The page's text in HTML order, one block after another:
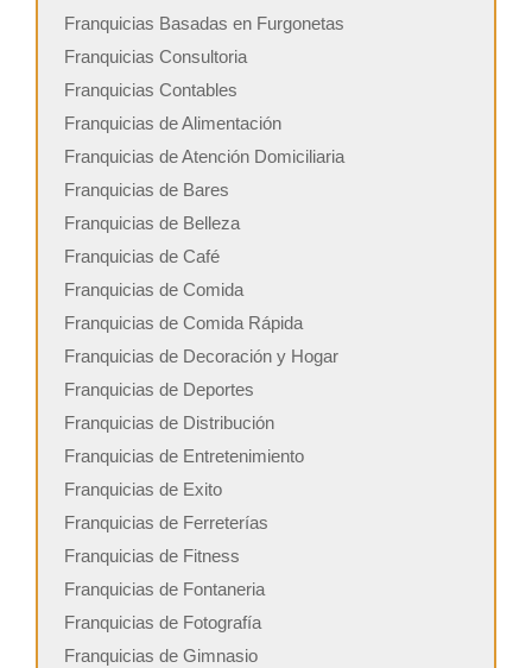
Franquicias Basadas en Furgonetas
Franquicias Consultoria
Franquicias Contables
Franquicias de Alimentación
Franquicias de Atención Domiciliaria
Franquicias de Bares
Franquicias de Belleza
Franquicias de Café
Franquicias de Comida
Franquicias de Comida Rápida
Franquicias de Decoración y Hogar
Franquicias de Deportes
Franquicias de Distribución
Franquicias de Entretenimiento
Franquicias de Exito
Franquicias de Ferreterías
Franquicias de Fitness
Franquicias de Fontaneria
Franquicias de Fotografía
Franquicias de Gimnasio